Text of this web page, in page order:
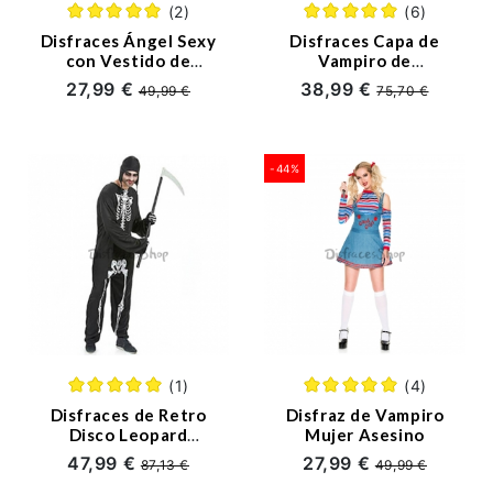
(2)
Disfraces Ángel Sexy
con Vestido de
Garland de Alas de
Halloween
27,99 €49,99 €
(6)
Disfraces Capa de
Vampiro de
Halloween para
Hombre
38,99 €75,70 €
(1)
Disfraces de Retro
Disco Leopard
Vestido Halloween
para Mujer
47,99 €87,13 €
-44%
(4)
Disfraz de Vampiro
Mujer Asesino
27,99 €49,99 €